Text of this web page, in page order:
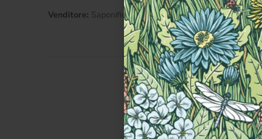
Venditore: Saponificio Varesino Categorie Cactus